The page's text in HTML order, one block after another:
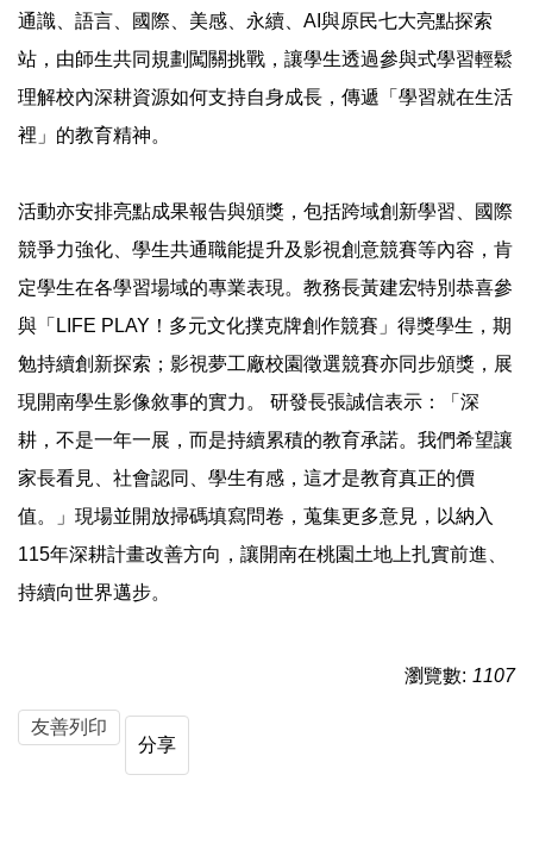
通識、語言、國際、美感、永續、AI與原民七大亮點探索
站，由師生共同規劃闖關挑戰，讓學生透過參與式學習輕鬆
理解校內深耕資源如何支持自身成長，傳遞「學習就在生活
裡」的教育精神。
活動亦安排亮點成果報告與頒獎，包括跨域創新學習、國際
競爭力強化、學生共通職能提升及影視創意競賽等內容，肯
定學生在各學習場域的專業表現。教務長黃建宏特別恭喜參
與「LIFE PLAY！多元文化撲克牌創作競賽」得獎學生，期
勉持續創新探索；影視夢工廠校園徵選競賽亦同步頒獎，展
現開南學生影像敘事的實力。 研發長張誠信表示：「深
耕，不是一年一展，而是持續累積的教育承諾。我們希望讓
家長看見、社會認同、學生有感，這才是教育真正的價
值。」現場並開放掃碼填寫問卷，蒐集更多意見，以納入
115年深耕計畫改善方向，讓開南在桃園土地上扎實前進、
持續向世界邁步。
瀏覽數: 1107
友善列印
分享